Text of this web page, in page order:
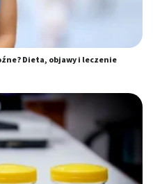
Dieta, objawy i leczenie